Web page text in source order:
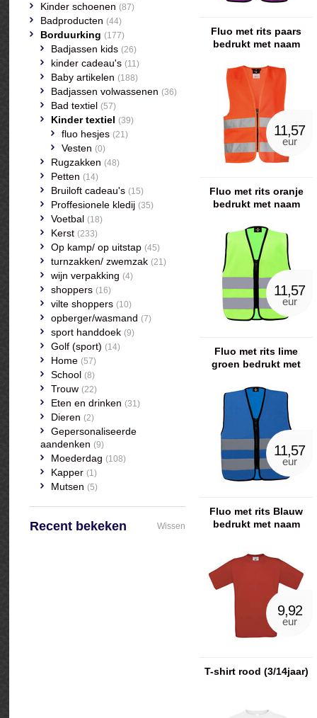
Fluo met rits paars
bedrukt met naam
11,57
eur
Fluo met rits oranje
bedrukt met naam
11,57
eur
Fluo met rits lime
groen bedrukt met
Fluo met rits Blauw
bedrukt met naam
11,57
eur
T-shirt rood (3/14jaar)
9,92
eur
Kinder schoenen (87)
Badproducten (44)
Borduurking (177)
Badjassen kids (26)
kinder cadeau's (11)
Baby artikelen (188)
Badjassen volwassenen (36)
Bad textiel (57)
Kinder textiel (39)
fluo hesjes (21)
Vesten (0)
Rugzakken (48)
Petten (14)
Bruiloft cadeau's (15)
Proffesionele kledij (35)
Voetbal (18)
Kerst (233)
Op kamp/ op uitstap (45)
turnzakken/ zwemzak (21)
wijn verpakking (4)
shoppers (16)
vilte shoppers (10)
opberger/wasmand (7)
sport handdoek (9)
Golf (sport) (14)
Home (57)
School (8)
Trouw (22)
Eten en drinken (31)
Dieren (2)
Gepersonaliseerde
aandenken (9)
Moederdag (108)
Kapper (1)
Mutsen (5)
Recent bekeken Wissen